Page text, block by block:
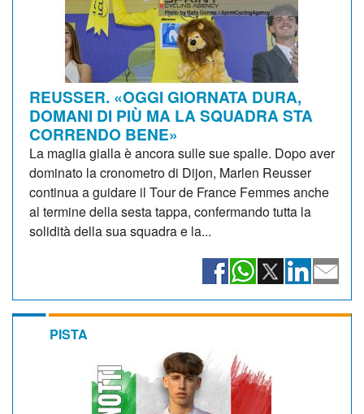
REUSSER. «OGGI GIORNATA DURA,
DOMANI DI PIÙ MA LA SQUADRA STA
CORRENDO BENE»
La maglia gialla è ancora sulle sue spalle. Dopo aver
dominato la cronometro di Dijon, Marlen Reusser
continua a guidare il Tour de France Femmes anche
al termine della sesta tappa, confermando tutta la
solidità della sua squadra e la...
PISTA